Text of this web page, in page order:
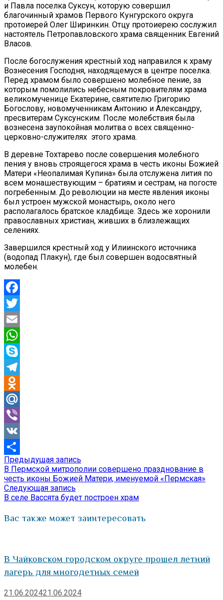
и Павла поселка Суксун, которую совершил
благочинный храмов Первого Кунгурского округа
протоиерей Олег Ширинкин. Отцу протоиерею сослужил
настоятель Петропавловского храма священник Евгений
Власов.
После богослужения крестный ход направился к храму
Вознесения Господня, находящемуся в центре поселка.
Перед храмом было совершено молебное пение, за
которым помолились небесным покровителям храма
великомученице Екатерине, святителю Григорию
Богослову, новомученникам Антонию и Александру,
пресвитерам Суксунским. После молебствия была
вознесена заупокойная молитва о всех священно-
церковно-служителях этого храма.
В деревне Тохтарево после совершения молебного
пения у вновь строящегося храма в честь иконы Божией
Матери «Неопалимая Купина» была отслужена лития по
всем монашествующим – братиям и сестрам, на погосте
погребенным. До революции на месте явления иконы
был устроен мужской монастырь, около него
располагалось братское кладбище. Здесь же хоронили
православных христиан, живших в близлежащих
селениях.
Завершился крестный ход у Илиинского источника
(водопад Плакун), где был совершен водосвятный
молебен.
Facebook
Twitter
Email
WhatsApp
Skype
Telegram
Odnoklassniki
Mail.Ru
Viber
VK
Отправить
Навигация
по
записям
Предыдущая запись
запись:
В Пермской митрополии совершено празднование в
честь иконы Божией Матери, именуемой «Пермская»
Следующая запись
запись:
В селе Вассята будет построен храм
Вас также может заинтересовать
В Чайковском городском округе прошел летний
лагерь для многодетных семей
21.06.202421.06.2024